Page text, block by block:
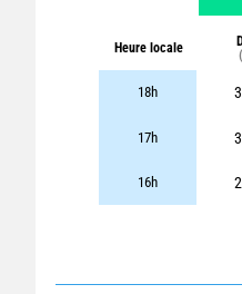
Heure locale
18h
17h
16h